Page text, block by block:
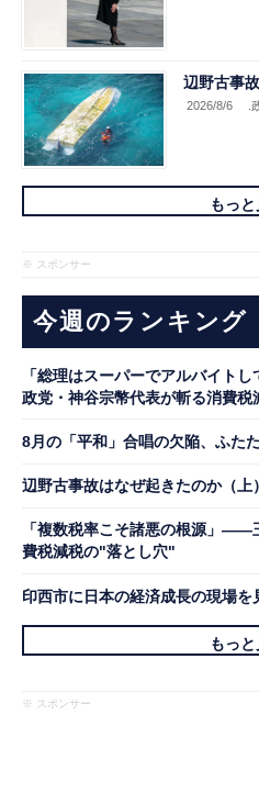
辺野古事
2026/8/6 .
もっ
※ スポンサー
今週のランキング
「総理はスーパーでアルバイト
政党・神谷宗幣代表が斬る消費
8月の「平和」合唱の欠陥、ふた
辺野古事故はなぜ起きたのか（上）
「複数税率こそ諸悪の根源」――
費税減税の"落とし穴"
印西市に日本の経済成長の現場を
もっ
※ スポンサー